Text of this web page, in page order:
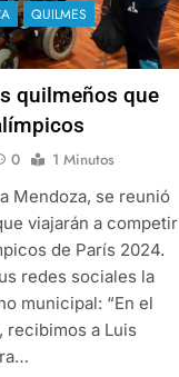
QUILMES
quilmeños que
0
1 Minutos
Mendoza, se reunió
viajarán a competir
de París 2024.
redes sociales la
municipal: “En el
recibimos a Luis